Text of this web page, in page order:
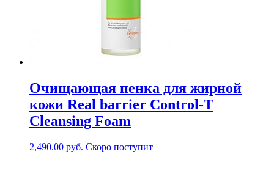
Очищающая пенка для жирной
кожи Real barrier Control-T
Cleansing Foam
2,490.00 руб. Скоро поступит